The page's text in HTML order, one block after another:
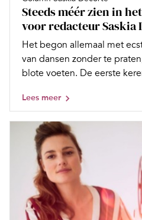
Steeds méér zien in
voor redacteur Saskia
Het begon allemaal met
van dansen zonder te
blote voeten. De eerste
Lees meer